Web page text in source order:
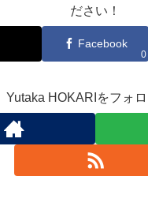
ださい！
Facebook
0
Yutaka HOKARIをフォ